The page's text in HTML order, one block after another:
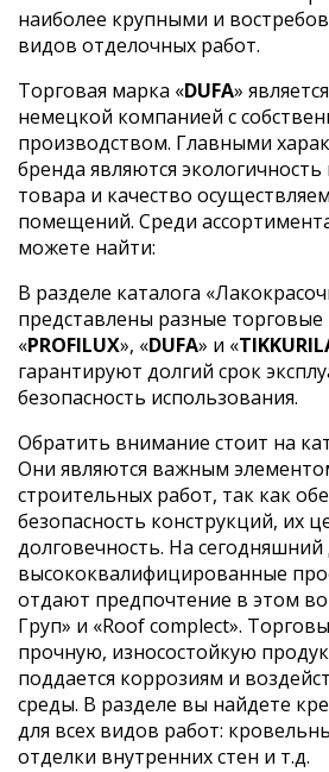
наиболее крупными и
видов отделочных работ.
Торговая марка «DUFA»
немецкой компанией с
производством. Главными
бренда являются
товара и качество
помещений. Среди
можете найти:
В разделе каталога
представлены разные
«PROFILUX», «DUFA» и «
гарантируют долгий срок
безопасность использования.
Обратить внимание стоит на
Они являются важным
строительных работ, так как
безопасность конструкций, их
долговечность. На сегодняшний
высококвалифицированные
отдают предпочтение в этом
Груп» и «Roof complect».
прочную, износостойкую
поддается коррозиям и
среды. В разделе вы найдете
для всех видов работ:
отделки внутренних стен и т.д.